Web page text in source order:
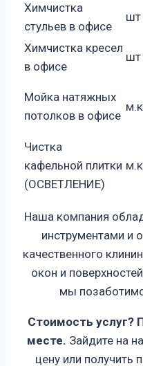
Химчистка
стульев в офисе
шт
Химчистка кресел
в офисе
шт
Мойка натяжных
потолков в офисе
Чистка
кафельной плитки
(ОСВЕТЛЕНИЕ)
Наша компания
инструментами и
качественного
окон и
мы
Стоимость услуг?
месте. Зайдите на
цену или получить